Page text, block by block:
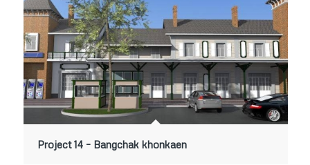
Project 14 – Bangchak khonkaen